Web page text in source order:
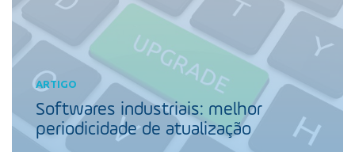
ARTIGO
Softwares industriais: melhor
periodicidade de atualização